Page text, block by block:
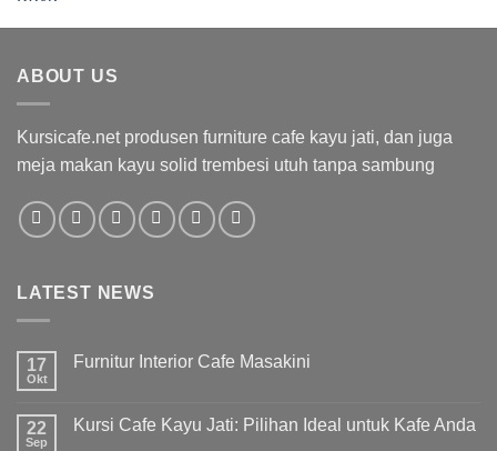
ABOUT US
Kursicafe.net produsen furniture cafe kayu jati, dan juga
meja makan kayu solid trembesi utuh tanpa sambung
LATEST NEWS
17
Okt
Furnitur Interior Cafe Masakini
22
Sep
Kursi Cafe Kayu Jati: Pilihan Ideal untuk Kafe Anda